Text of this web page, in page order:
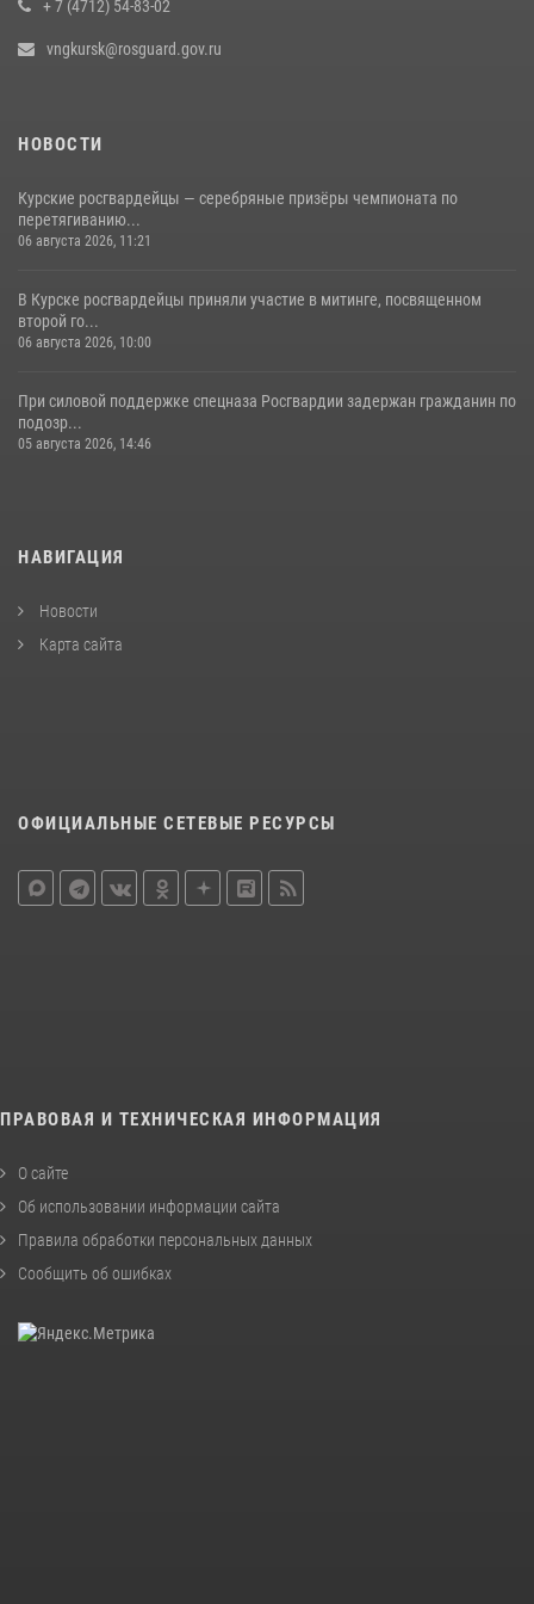
+ 7 (4712) 54-83-02
vngkursk@rosguard.gov.ru
НОВОСТИ
Курские росгвардейцы — серебряные призёры чемпионата по
перетягиванию...
06 августа 2026, 11:21
В Курске росгвардейцы приняли участие в митинге, посвященном
второй го...
06 августа 2026, 10:00
При силовой поддержке спецназа Росгвардии задержан гражданин по
подозр...
05 августа 2026, 14:46
НАВИГАЦИЯ
Новости
Карта сайта
ОФИЦИАЛЬНЫЕ СЕТЕВЫЕ РЕСУРСЫ
ПРАВОВАЯ И ТЕХНИЧЕСКАЯ ИНФОРМАЦИЯ
О сайте
Об использовании информации сайта
Правила обработки персональных данных
Сообщить об ошибках